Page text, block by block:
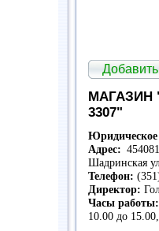
МАГАЗИН
3307"
Юридическое
Адрес:
Шадринская
Телефон:
Директор:
Часы
10.00 до